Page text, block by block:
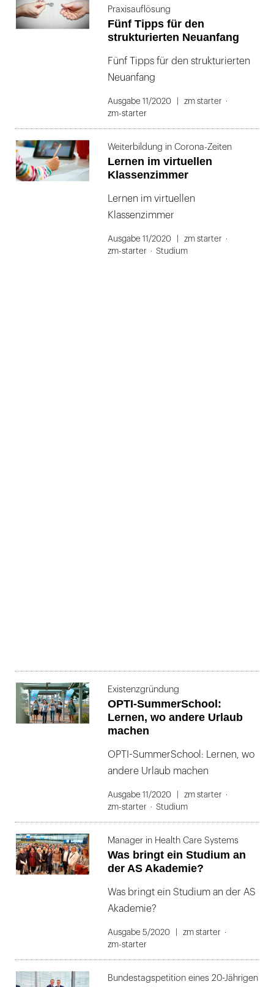
Praxisauflösung
Fünf Tipps für den
strukturierten Neuanfang
Fünf Tipps für den strukturierten
Neuanfang
Ausgabe 11/2020
zm starter
zm-starter
Weiterbildung in Corona-Zeiten
Lernen im virtuellen
Klassenzimmer
Lernen im virtuellen
Klassenzimmer
Ausgabe 11/2020
zm starter
zm-starter
Studium
Existenzgründung
OPTI-SummerSchool:
Lernen, wo andere Urlaub
machen
OPTI-SummerSchool: Lernen, wo
andere Urlaub machen
Ausgabe 11/2020
zm starter
zm-starter
Studium
Manager in Health Care Systems
Was bringt ein Studium an
der AS Akademie?
Was bringt ein Studium an der AS
Akademie?
Ausgabe 5/2020
zm starter
zm-starter
Bundestagspetition eines 20-Jährigen